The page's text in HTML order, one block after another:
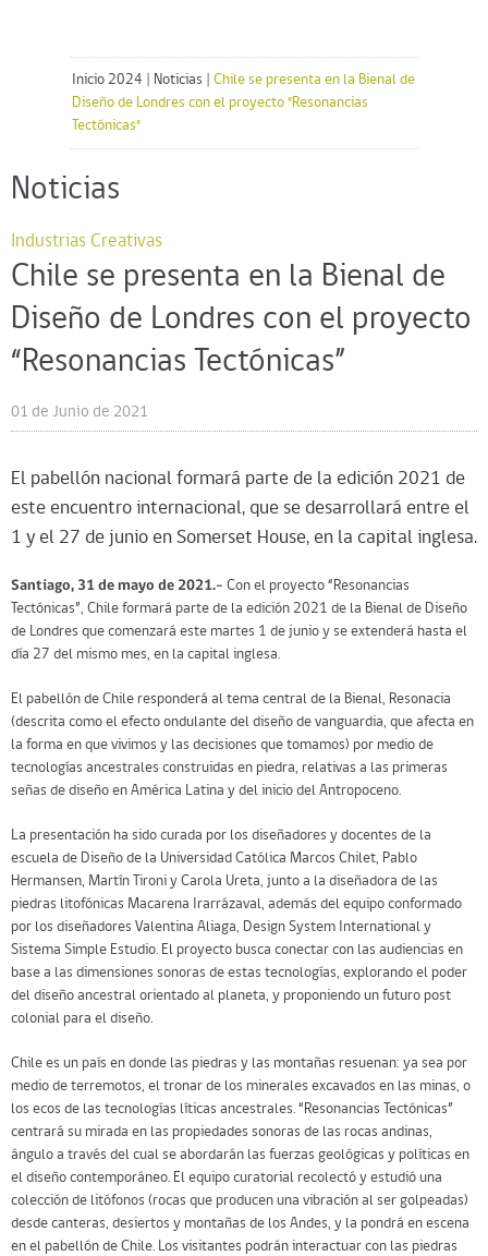
Inicio 2024 Noticias
Chile se presenta en la Bienal de
Diseño de Londres con el proyecto "Resonancias
Tectónicas"
Noticias
Industrias Creativas
Chile se presenta en la Bienal de
Diseño de Londres con el proyecto
“Resonancias Tectónicas”
01 de Junio de 2021
El pabellón nacional formará parte de la edición 2021 de
este encuentro internacional, que se desarrollará entre el
1 y el 27 de junio en Somerset House, en la capital inglesa.
Santiago, 31 de mayo de 2021.- Con el proyecto “Resonancias
Tectónicas”, Chile formará parte de la edición 2021 de la Bienal de Diseño
de Londres que comenzará este martes 1 de junio y se extenderá hasta el
día 27 del mismo mes, en la capital inglesa.
El pabellón de Chile responderá al tema central de la Bienal, Resonacia
(descrita como el efecto ondulante del diseño de vanguardia, que afecta en
la forma en que vivimos y las decisiones que tomamos) por medio de
tecnologías ancestrales construidas en piedra, relativas a las primeras
señas de diseño en América Latina y del inicio del Antropoceno.
La presentación ha sido curada por los diseñadores y docentes de la
escuela de Diseño de la Universidad Católica Marcos Chilet, Pablo
Hermansen, Martín Tironi y Carola Ureta, junto a la diseñadora de las
piedras litofónicas Macarena Irarrázaval, además del equipo conformado
por los diseñadores Valentina Aliaga, Design System International y
Sistema Simple Estudio. El proyecto busca conectar con las audiencias en
base a las dimensiones sonoras de estas tecnologías, explorando el poder
del diseño ancestral orientado al planeta, y proponiendo un futuro post
colonial para el diseño.
Chile es un país en donde las piedras y las montañas resuenan: ya sea por
medio de terremotos, el tronar de los minerales excavados en las minas, o
los ecos de las tecnologías líticas ancestrales. “Resonancias Tectónicas”
centrará su mirada en las propiedades sonoras de las rocas andinas,
ángulo a través del cual se abordarán las fuerzas geológicas y políticas en
el diseño contemporáneo. El equipo curatorial recolectó y estudió una
colección de litófonos (rocas que producen una vibración al ser golpeadas)
desde canteras, desiertos y montañas de los Andes, y la pondrá en escena
en el pabellón de Chile. Los visitantes podrán interactuar con las piedras